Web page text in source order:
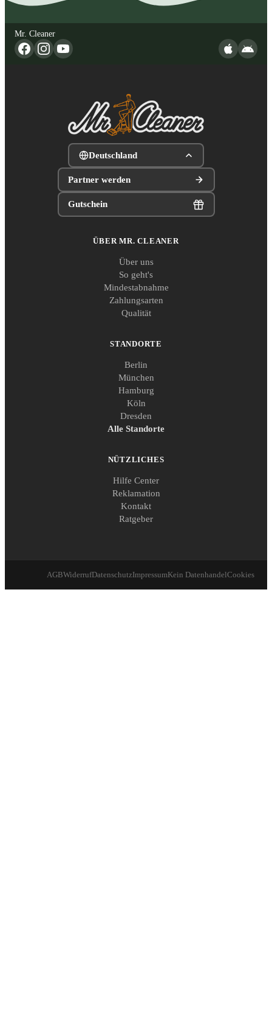
Mr. Cleaner
Deutschland
Partner werden
Gutschein
ÜBER MR. CLEANER
Über uns
So geht's
Mindestabnahme
Zahlungsarten
Qualität
STANDORTE
Berlin
München
Hamburg
Köln
Dresden
Alle Standorte
NÜTZLICHES
Hilfe Center
Reklamation
Kontakt
Ratgeber
AGBWiderrufDatenschutzImpressumKein DatenhandelCookies